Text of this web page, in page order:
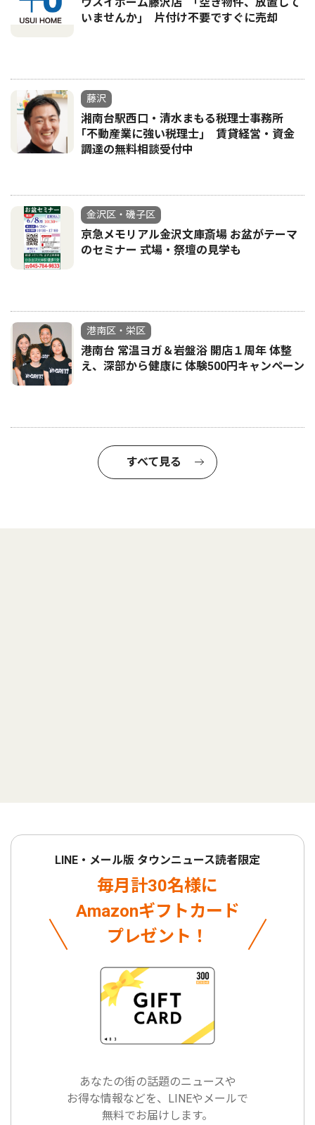
いませんか｣ 片付け不要ですぐに売却
藤沢
湘南台駅西口・清水まもる税理士事務所
｢不動産業に強い税理士｣ 賃貸経営・資金
調達の無料相談受付中
金沢区・磯子区
京急メモリアル金沢文庫斎場 お盆がテーマ
のセミナー 式場・祭壇の見学も
港南区・栄区
港南台 常温ヨガ＆岩盤浴 開店１周年 体整
え、深部から健康に 体験500円キャンペーン
すべて見る
LINE・メール版 タウンニュース読者限定
毎月計30名様に
Amazonギフトカード
プレゼント！
あなたの街の話題のニュースや
お得な情報などを、LINEやメールで
無料でお届けします。